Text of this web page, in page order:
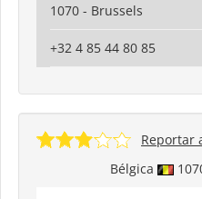
1070 - Brussels
+32 4 85 44 80 85
Bélgica
Reportar